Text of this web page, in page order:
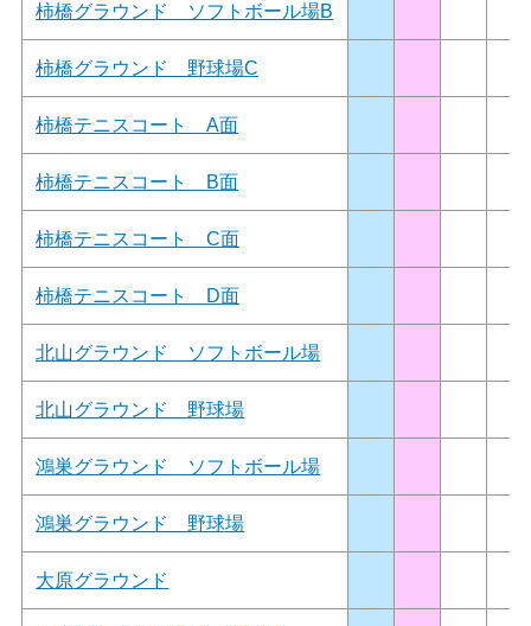
柿橋グラウンド ソフトボール場B
柿橋グラウンド 野球場C
柿橋テニスコート A面
柿橋テニスコート B面
柿橋テニスコート C面
柿橋テニスコート D面
北山グラウンド ソフトボール場
北山グラウンド 野球場
鴻巣グラウンド ソフトボール場
鴻巣グラウンド 野球場
大原グラウンド